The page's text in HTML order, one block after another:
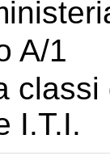
A/1
I.T.I.